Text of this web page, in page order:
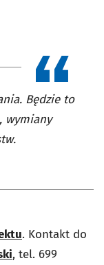
Będzie to
wymiany
. Kontakt do
, tel. 699